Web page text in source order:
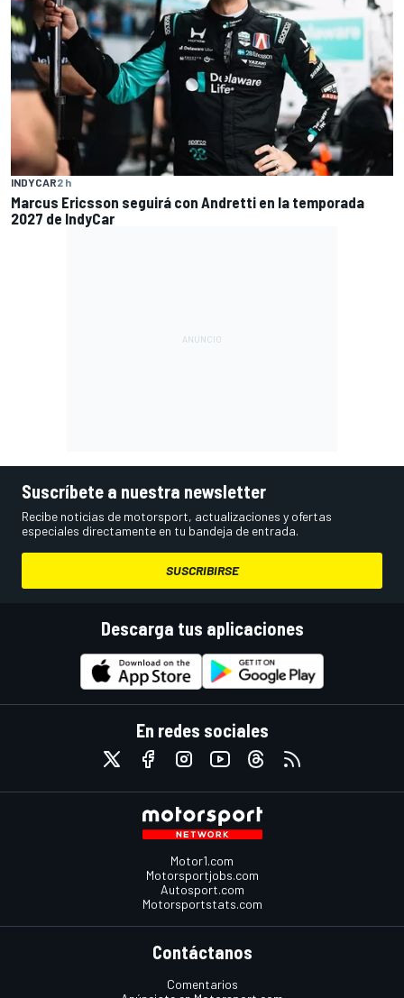
INDYCAR2 h
Marcus Ericsson seguirá con Andretti en la temporada
2027 de IndyCar
Suscríbete a nuestra newsletter
Recibe noticias de motorsport, actualizaciones y ofertas
especiales directamente en tu bandeja de entrada.
SUSCRIBIRSE
Descarga tus aplicaciones
En redes sociales
Motor1.com
Motorsportjobs.com
Autosport.com
Motorsportstats.com
Contáctanos
Comentarios